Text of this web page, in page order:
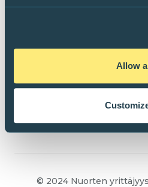
Allow
© 2024 Nuorten